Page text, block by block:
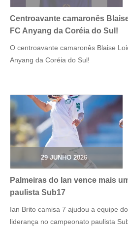
Centroavante camaronês
FC Anyang da Coréia do Sul!
O centroavante camaronês Blaise
Anyang da Coréia do Sul!
29 JUNHO 2026
Palmeiras do Ian vence mais
paulista Sub17
Ian Brito camisa 7 ajudou a equipe
liderança no campeonato paulista